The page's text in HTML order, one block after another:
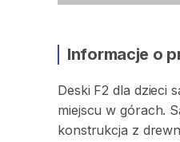
Informacje o
Deski F2 dla dzieci
miejscu w górach.
konstrukcja z